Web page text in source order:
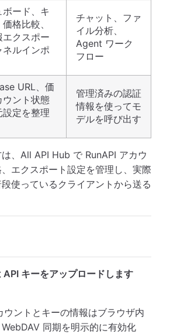
ボード、キ
格比較、
クスポー
ネルインポ
チャット、ファ
イル分析、
Agent ワーク
フロー
URL、価
ウント状態
設定を整理
管理済みの認証
情報を使ってモ
デルを呼び出す
、All API Hub で RunAPI アカウ
エクスポート設定を管理し、実際
使っているクライアントから送る
キーをアップロードします
ウントとキーの情報はブラウザ内
同期を明示的に有効化